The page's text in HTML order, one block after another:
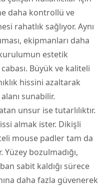
daha kontrollü ve
rahatlık sağlıyor. Aynı
ekipmanları daha
estetik
Büyük ve kaliteli
hissini azaltarak
sunabilir.
unsur ise tutarlılıktır.
almak ister. Dikişli
mouse padler tam da
bozulmadığı,
sabit kaldığı sürece
daha fazla güvenerek